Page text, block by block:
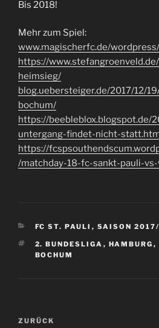
Bis 2018!
Mehr zum Spiel:
www.magischerfc.de/
https://
heimsieg/
blog.uebersteiger.de/2017/12/
bochum/
https://beebleblox.blogspot.de/
untergang-findet-nicht-
https://
/matchday-18-fc-sankt-pauli-
KATEGORIEN
FC ST. PAULI , SAISON
SCHLAGWÖRTER
2. BUNDESLIGA , HAMBURG ,
BOCHUM
Beitragsnavigation
Vorheriger
ZURÜCK